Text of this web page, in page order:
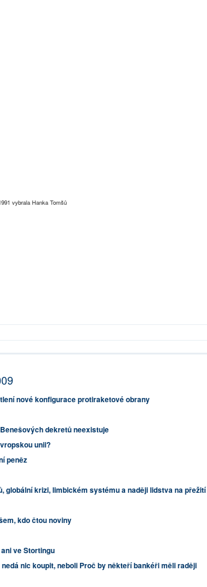
vybrala Hanka Tomšů
nové konfigurace protiraketové obrany
dekretů neexistuje
unii?
peněz
globální krizi, limbickém systému a naději lidstva na přežití
kdo čtou noviny
ve Stortingu
nic koupit, neboli Proč by někteří bankéři měli raději